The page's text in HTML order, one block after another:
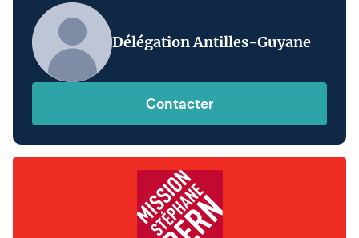
Délégation Antilles-Guyane
Contacter